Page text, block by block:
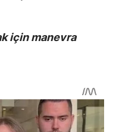
için manevra